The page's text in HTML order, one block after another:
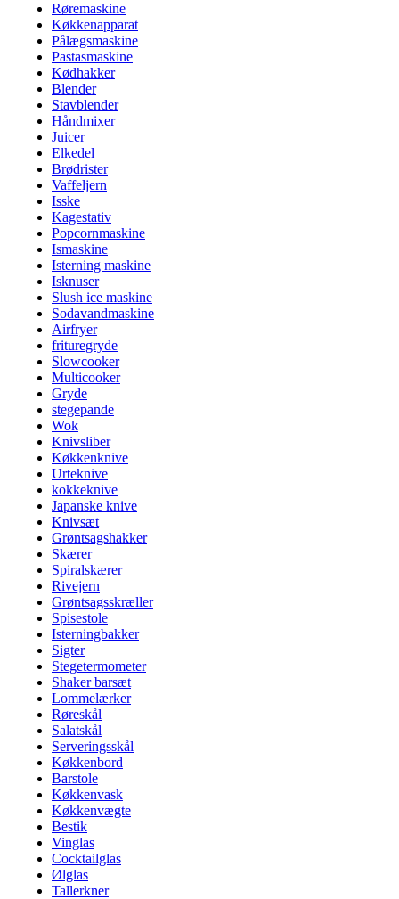
Røremaskine
Køkkenapparat
Pålægsmaskine
Pastasmaskine
Kødhakker
Blender
Stavblender
Håndmixer
Juicer
Elkedel
Brødrister
Vaffeljern
Isske
Kagestativ
Popcornmaskine
Ismaskine
Isterning maskine
Isknuser
Slush ice maskine
Sodavandmaskine
Airfryer
frituregryde
Slowcooker
Multicooker
Gryde
stegepande
Wok
Knivsliber
Køkkenknive
Urteknive
kokkeknive
Japanske knive
Knivsæt
Grøntsagshakker
Skærer
Spiralskærer
Rivejern
Grøntsagsskræller
Spisestole
Isterningbakker
Sigter
Stegetermometer
Shaker barsæt
Lommelærker
Røreskål
Salatskål
Serveringsskål
Køkkenbord
Barstole
Køkkenvask
Køkkenvægte
Bestik
Vinglas
Cocktailglas
Ølglas
Tallerkner